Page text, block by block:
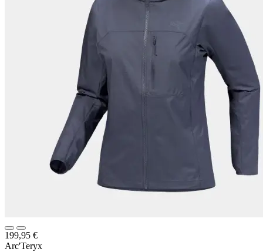
199,95 €
Arc'Teryx